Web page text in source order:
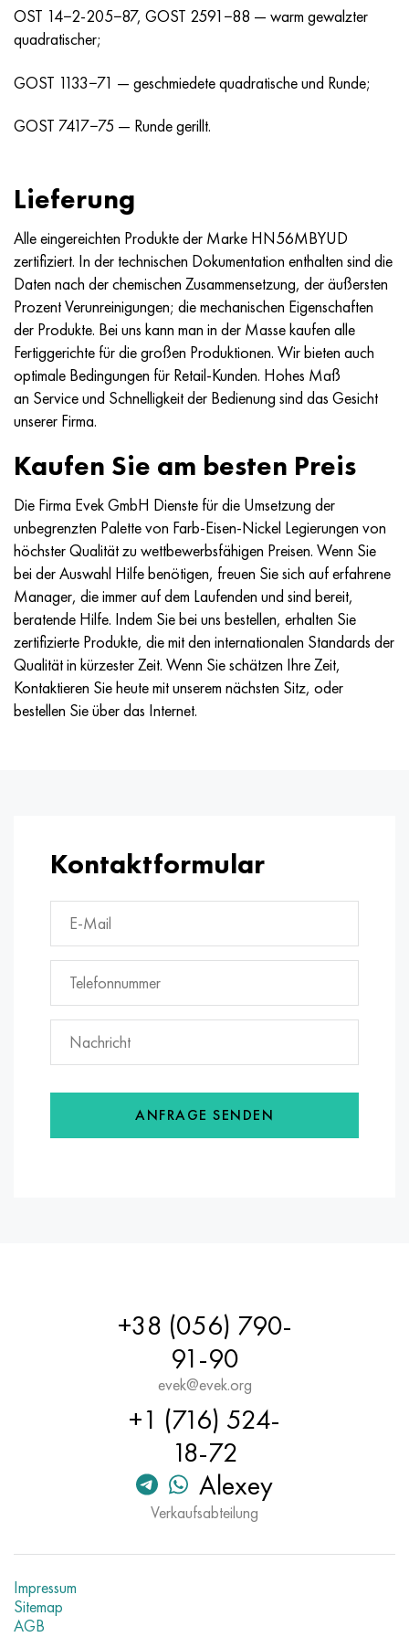
OST 14−2-205−87, GOST 2591−88 — warm gewalzter
quadratischer;
GOST 1133−71 — geschmiedete quadratische und Runde;
GOST 7417−75 — Runde gerillt.
Lieferung
Alle eingereichten Produkte der Marke HN56MBYUD
zertifiziert. In der technischen Dokumentation enthalten sind die
Daten nach der chemischen Zusammensetzung, der äußersten
Prozent Verunreinigungen; die mechanischen Eigenschaften
der Produkte. Bei uns kann man in der Masse kaufen alle
Fertiggerichte für die großen Produktionen. Wir bieten auch
optimale Bedingungen für Retail-Kunden. Hohes Maß
an Service und Schnelligkeit der Bedienung sind das Gesicht
unserer Firma.
Kaufen Sie am besten Preis
Die Firma Evek GmbH Dienste für die Umsetzung der
unbegrenzten Palette von Farb-Eisen-Nickel Legierungen von
höchster Qualität zu wettbewerbsfähigen Preisen. Wenn Sie
bei der Auswahl Hilfe benötigen, freuen Sie sich auf erfahrene
Manager, die immer auf dem Laufenden und sind bereit,
beratende Hilfe. Indem Sie bei uns bestellen, erhalten Sie
zertifizierte Produkte, die mit den internationalen Standards der
Qualität in kürzester Zeit. Wenn Sie schätzen Ihre Zeit,
Kontaktieren Sie heute mit unserem nächsten Sitz, oder
bestellen Sie über das Internet.
Kontaktformular
ANFRAGE SENDEN
+38 (056) 790-
91-90
evek@evek.org
+1 (716) 524-
18-72
Alexey
Verkaufsabteilung
Impressum
Sitemap
AGB
Nimonik 90
Nimonik 263
Haynes 230
Hastelloy b2
Hastelloy b3
Hastelloy c4
Hastelloy c22
Hastelloy C-276
Hastelloy C2000
Hastelloy 3
Hastelloy x
Udimet 500
Udimet 720
Präzisionsrohre
N70MFV
AM-350 - ams 5548
AM-355 - ams 5547
Rohr rostfrei
45H14N14V2М
50H14МF
95H18
AS35G2, 36smnpb14, 1.0765
38H2N2MA, 34CrNiMo6, 40NiCrMo7
38ХА, 37Cr4, aisi 5135
38HN3MFA, 35nicrmov12-5
40G, 40Mn4, aisi 1035
38HM, 42CrMo4, aisi 1.7225
40HN, 36NiCr6, aisi 3135
40HFA, 1.7223, aisi 4142
45H, 45h, 1.7035
45HN2MFA, k2425, 45hnmf
А40G, 44smn28, 1.0762, 46s20